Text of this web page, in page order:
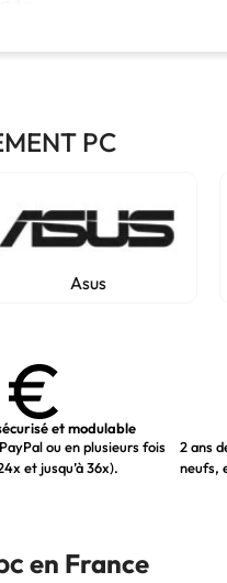
PC
Asus
et modulable
ou en plusieurs fois
et jusqu’à 36x).
2 ans
neufs,
en France